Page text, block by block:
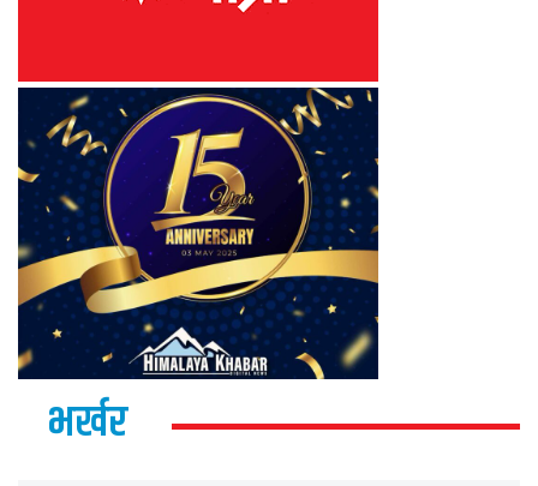
भर्खर